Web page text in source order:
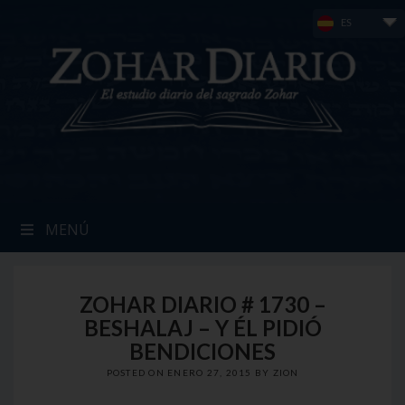
ES
MENÚ
ZOHAR DIARIO # 1730 –
BESHALAJ – Y ÉL PIDIÓ
BENDICIONES
POSTED ON ENERO 27, 2015 BY ZION